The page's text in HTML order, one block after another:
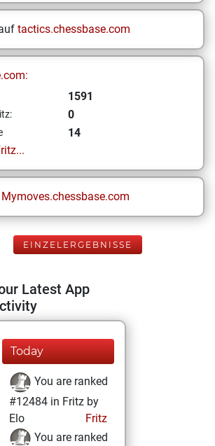
tactics.chessbase.com
1591
0
14
Mymoves.chessbase.com
EINZELERGEBNISSE
Latest App
Today
You are ranked
#12484 in Fritz by
Elo
Fritz
You are ranked